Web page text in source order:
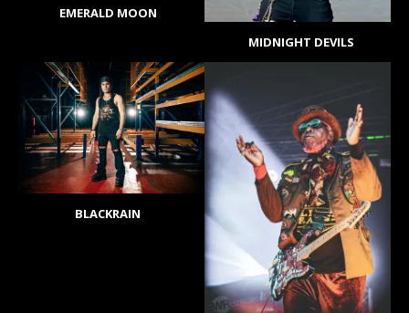
EMERALD MOON
MIDNIGHT DEVILS
BLACKRAIN